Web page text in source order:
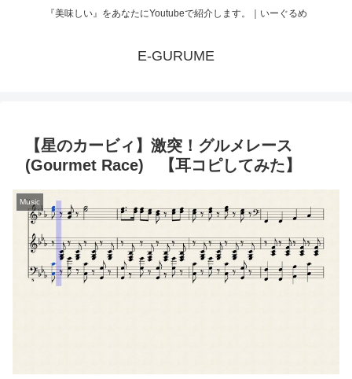
『美味しい』をあなたにYoutubeで紹介します。｜いーぐるめ
E-GURUME
【星のカービィ】激突！グルメレース
(Gourmet Race) 【耳コピしてみた】
Music